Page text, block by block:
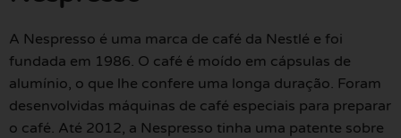
A Nespresso é uma marca de café da Nestlé e foi
fundada em 1986. O café é moído em cápsulas de
alumínio, o que lhe confere uma longa duração. Foram
desenvolvidas máquinas de café especiais para preparar
o café. Até 2012, a Nespresso tinha uma patente sobre